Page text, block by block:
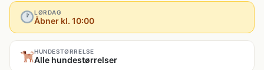
LØRDAG
Åbner kl. 10:00
HUNDESTØRRELSE
Alle hundestørrelser